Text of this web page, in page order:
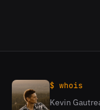
$ whois
Kevin
Kevin